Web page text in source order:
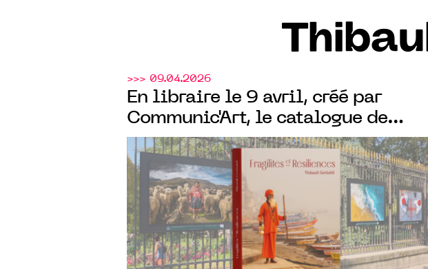
>>> 09.04.2026
En libraire le 9 avril, créé par
Communic'Art, le catalogue de
l’exposition des 80 photos de
Thibault Gerbaldiexposées sur les
grilles du Sénat, jardin du
Luxembourg